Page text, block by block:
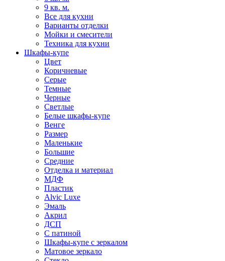
9 кв. м.
Все для кухни
Варианты отделки
Мойки и смесители
Техника для кухни
Шкафы-купе
Цвет
Коричневые
Серые
Темные
Черные
Светлые
Белые шкафы-купе
Венге
Размер
Маленькие
Большие
Средние
Отделка и материал
МДФ
Пластик
Alvic Luxe
Эмаль
Акрил
ДСП
С патиной
Шкафы-купе с зеркалом
Матовое зеркало